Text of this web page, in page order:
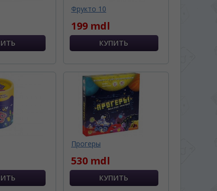
Фрукто 10
199 mdl
Прогеры
530 mdl